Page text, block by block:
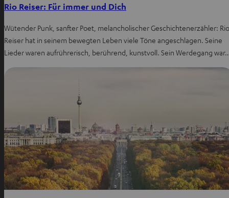
Rio Reiser: Für immer und Dich
Wütender Punk, sanfter Poet, melancholischer Geschichtenerzähler: Rio
Reiser hat in seinem bewegten Leben viele Töne angeschlagen. Seine
Lieder waren aufrührerisch, berührend, kunstvoll. Sein Werdegang